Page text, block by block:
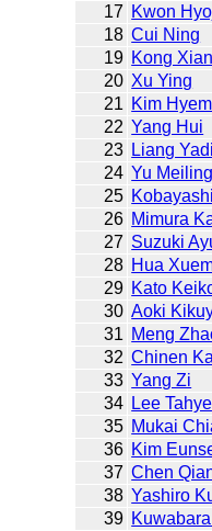
17 Kwon
18 Cui Ning
19 Kong
20 Xu Ying
21 Kim
22 Yang Hui
23 Liang Yadi
24 Yu Meiling
25
26 Mimura
27 Suzuki
28 Hua
29 Kato
30 Aoki
31 Meng
32 Chinen
33 Yang Zi
34 Lee Tahye
35 Mukai
36 Kim
37 Chen
38 Yashiro
39